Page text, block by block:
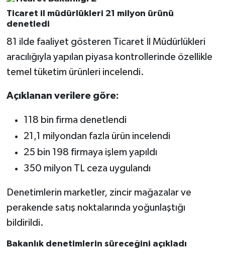
Ticaret il müdürlükleri 21 milyon ürünü
denetledi
81 ilde faaliyet gösteren Ticaret İl Müdürlükleri
aracılığıyla yapılan piyasa kontrollerinde özellikle
temel tüketim ürünleri incelendi.
Açıklanan verilere göre:
118 bin firma denetlendi
21,1 milyondan fazla ürün incelendi
25 bin 198 firmaya işlem yapıldı
350 milyon TL ceza uygulandı
Denetimlerin marketler, zincir mağazalar ve
perakende satış noktalarında yoğunlaştığı
bildirildi.
Bakanlık denetimlerin süreceğini açıkladı